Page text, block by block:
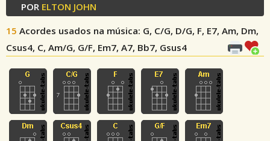
POR ELTON JOHN
15 Acordes usados na música: G, C/G, D/G, F, E7, Am, Dm,
Csus4, C, Am/G, G/F, Em7, A7, Bb7, Gsus4